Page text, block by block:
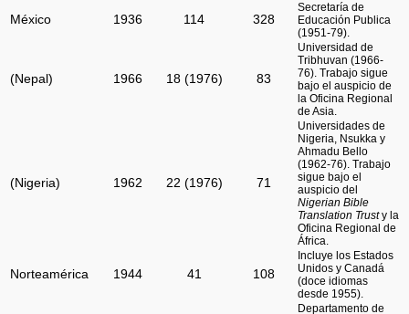
México 1936 114 328
Secretaría de
Educación Publica
(1951-79).
(Nepal) 1966 18 (1976) 83
Universidad de
Tribhuvan (1966-
76). Trabajo sigue
bajo el auspicio de
la Oficina Regional
de Asia.
(Nigeria) 1962 22 (1976) 71
Universidades de
Nigeria, Nsukka y
Ahmadu Bello
(1962-76). Trabajo
sigue bajo el
auspicio del
Nigerian Bible
Translation Trusty la
Oficina Regional de
África.
Norteamérica 1944 41 108
Incluye los Estados
Unidos y Canadá
(doce idiomas
desde 1955).
Departamento de